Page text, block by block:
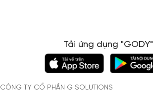
Tải ứng dụng "GODY"
CÔNG TY CỔ PHẦN G SOLUTIONS